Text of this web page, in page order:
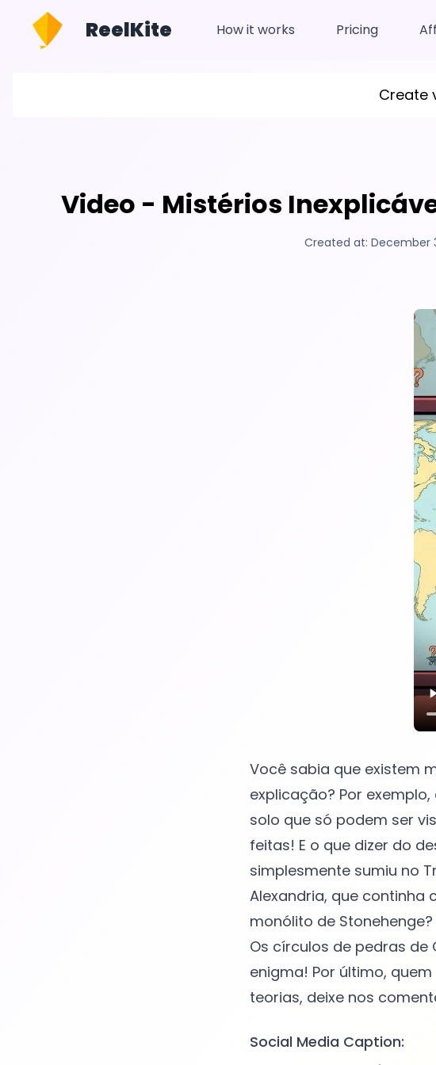
ReelKite How it works Pricing
Create
Video - Mistérios
Created at: December
Você sabia que existem
explicação? Por
solo que só podem ser
feitas! E o que dizer do
simplesmente sumiu no
Alexandria, que continha
monólito de
Os círculos de pedras de
enigma! Por último,
Social Media Caption: